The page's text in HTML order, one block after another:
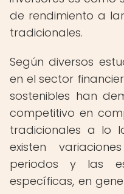
de rendimiento a
tradicionales.
Según diversos
en el sector
sostenibles han
competitivo en
tradicionales a lo
existen
periodos y las
específicas, en